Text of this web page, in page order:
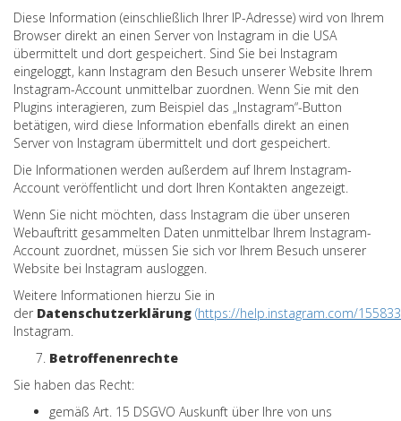
Diese Information (einschließlich Ihrer IP-Adresse) wird von Ihrem
Browser direkt an einen Server von Instagram in die USA
übermittelt und dort gespeichert. Sind Sie bei Instagram
eingeloggt, kann Instagram den Besuch unserer Website Ihrem
Instagram-Account unmittelbar zuordnen. Wenn Sie mit den
Plugins interagieren, zum Beispiel das „Instagram“-Button
betätigen, wird diese Information ebenfalls direkt an einen
Server von Instagram übermittelt und dort gespeichert.
Die Informationen werden außerdem auf Ihrem Instagram-
Account veröffentlicht und dort Ihren Kontakten angezeigt.
Wenn Sie nicht möchten, dass Instagram die über unseren
Webauftritt gesammelten Daten unmittelbar Ihrem Instagram-
Account zuordnet, müssen Sie sich vor Ihrem Besuch unserer
Website bei Instagram ausloggen.
Weitere Informationen hierzu Sie in
der Datenschutzerklärung (https://help.instagram.com/
Instagram.
Betroffenenrechte
Sie haben das Recht:
gemäß Art. 15 DSGVO Auskunft über Ihre von uns